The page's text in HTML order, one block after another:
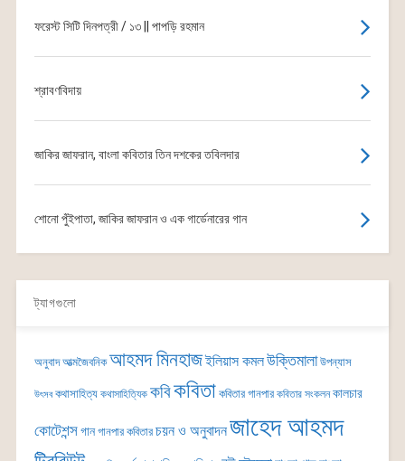
ফরেস্ট সিটি দিনপত্রী / ১৩ || পাপড়ি রহমান
শ্রাবণবিদায়
জাকির জাফরান, বাংলা কবিতার তিন দশকের তবিলদার
শোনো পুঁইপাতা, জাকির জাফরান ও এক গার্ডেনারের গান
ট্যাগগুলো
অনুবাদ আত্মজৈবনিক আহমদ মিনহাজইলিয়াস কমলউক্তিমালা উপন্যাস
উৎসব কথাসাহিত্য কথাসাহিত্যিক কবিকবিতা কবিতার গানপার কবিতার সংকলন কালচার
কোটেশন্সগান গানপার কবিতার চয়ন ও অনুবাদনজাহেদ আহমদ